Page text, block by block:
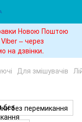
Новою Поштою
– через
на дзвінки.
Для змішувачів
без перемикання